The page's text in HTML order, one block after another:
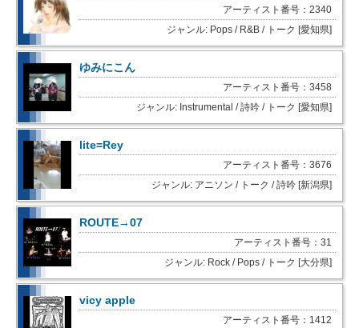
アーティスト番号：2340
ジャンル: Pops / R&B / トーク [愛知県]
ゆみにこん
アーティスト番号：3458
ジャンル: Instrumental / 詩吟 / トーク [愛知県]
lite=Rey
アーティスト番号：3676
ジャンル: アニソン / トーク / 詩吟 [新潟県]
ROUTE→07
アーティスト番号：31
ジャンル: Rock / Pops / トーク [大分県]
vicy apple
アーティスト番号：1412